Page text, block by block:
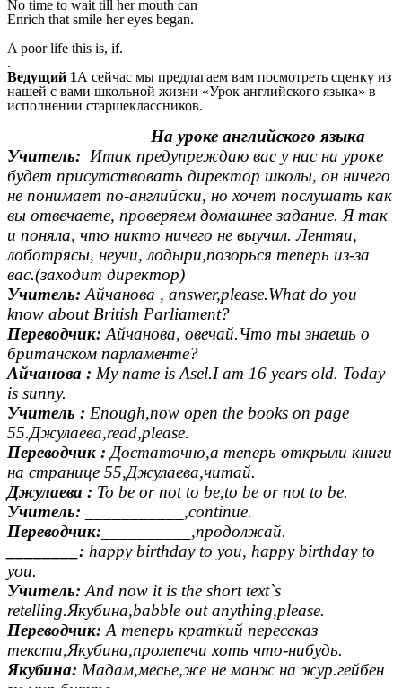
No time to wait till her mouth can
Enrich that smile her eyes began.
A poor life this is, if.
.
Ведущий 1А сейчас мы предлагаем вам посмотреть сценку из
нашей с вами школьной жизни «Урок английского языка» в
исполнении старшеклассников.
На уроке английского языка
Учитель: Итак предупреждаю вас у нас на уроке
будет присутствовать директор школы, он ничего
не понимает по-английски, но хочет послушать как
вы отвечаете, проверяем домашнее задание. Я так
и поняла, что никто ничего не выучил. Лентяи,
лоботрясы, неучи, лодыри,позорься теперь из-за
вас.(заходит директор)
Учитель: Айчанова , answer,please.What do you
know about British Parliament?
Переводчик: Айчанова, овечай.Что ты знаешь о
британском парламенте?
Айчанова : My name is Asel.I am 16 years old. Today
is sunny.
Учитель : Enough,now open the books on page
55.Джулаева,read,please.
Переводчик : Достаточно,а теперь открыли книги
на странице 55,Джулаева,читай.
Джулаева : To be or not to be,to be or not to be.
Учитель: ___________,continue.
Переводчик: __________,продолжай.
________: happy birthday to you, happy birthday to
you.
Учитель: And now it is the short text`s
retelling.Якубина,babble out anything,please.
Переводчик: А теперь краткий перессказ
текста,Якубина,пролепечи хоть что-нибудь.
Якубина: Мадам,месье,же не манж на жур.гейбен